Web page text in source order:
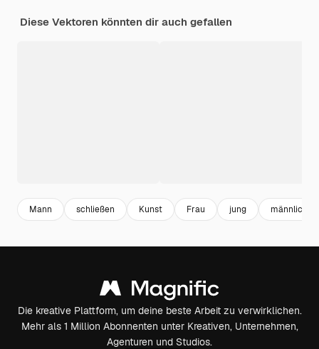
Diese Vektoren könnten dir auch gefallen
Mann schließen Kunst Frau jung männlich
Die kreative Plattform, um deine beste Arbeit zu verwirklichen.
Mehr als 1 Million Abonnenten unter Kreativen, Unternehmen,
Agenturen und Studios.